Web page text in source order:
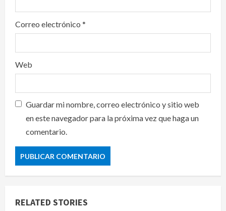
Correo electrónico *
Web
Guardar mi nombre, correo electrónico y sitio web
en este navegador para la próxima vez que haga un
comentario.
RELATED STORIES